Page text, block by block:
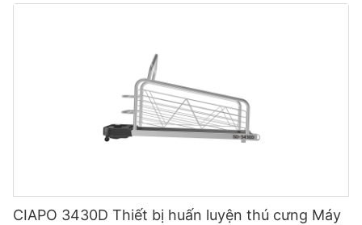
CIAPO 3430D Thiết bị huấn luyện thú cưng Máy